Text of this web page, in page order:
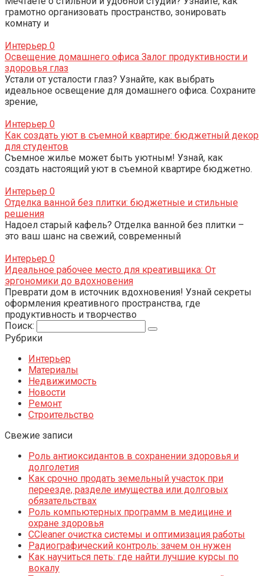
грамотно организовать пространство, зонировать
комнату и
Интерьер 0
Освещение домашнего офиса Залог продуктивности и
здоровья глаз
Устали от усталости глаз? Узнайте, как выбрать
идеальное освещение для домашнего офиса. Сохраните
зрение,
Интерьер 0
Как создать уют в съемной квартире: бюджетный декор
для студентов
Съемное жилье может быть уютным! Узнай, как
создать настоящий уют в съемной квартире бюджетно.
Интерьер 0
Отделка ванной без плитки: бюджетные и стильные
решения
Надоел старый кафель? Отделка ванной без плитки –
это ваш шанс на свежий, современный
Интерьер 0
Идеальное рабочее место для креативщика: От
эргономики до вдохновения
Преврати дом в источник вдохновения! Узнай секреты
оформления креативного пространства, где
продуктивность и творчество
Поиск:
Рубрики
Интерьер
Материалы
Недвижимость
Новости
Ремонт
Строительство
Свежие записи
Роль антиоксидантов в сохранении здоровья и
долголетия
Как срочно продать земельный участок при
переезде, разделе имущества или долговых
обязательствах
Роль компьютерных программ в медицине и
охране здоровья
CCleaner очистка системы и оптимизация работы
Радиографический контроль: зачем он нужен
Как научиться петь: где найти лучшие курсы по
вокалу